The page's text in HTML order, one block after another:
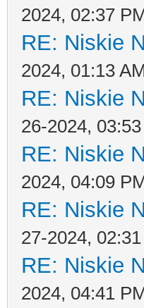
2024, 02:37
RE: Niskie
2024, 01:13
RE: Niskie
26-2024,
RE: Niskie
2024, 04:09
RE: Niskie
27-2024,
RE: Niskie
2024, 04:41